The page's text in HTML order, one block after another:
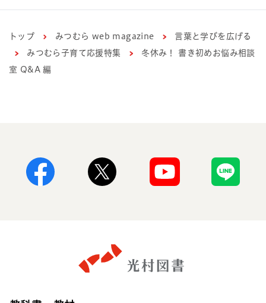
トップ みつむら web magazine
言葉と学びを広げる
みつむら子育て応援特集
冬休み！ 書き初めお悩み相談
室 Q&A 編